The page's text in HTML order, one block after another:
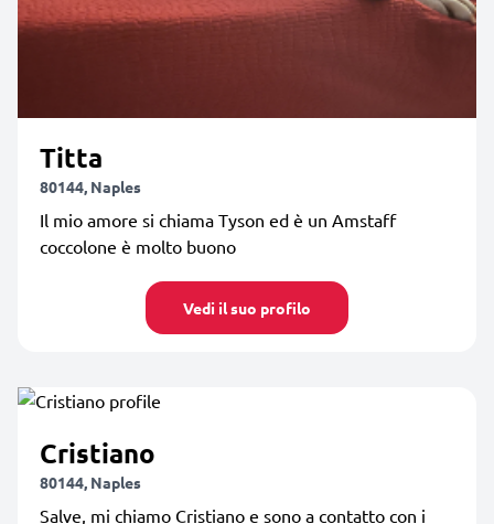
Titta
80144, Naples
Il mio amore si chiama Tyson ed è un Amstaff
coccolone è molto buono
Vedi il suo profilo
Cristiano
80144, Naples
Salve, mi chiamo Cristiano e sono a contatto con i